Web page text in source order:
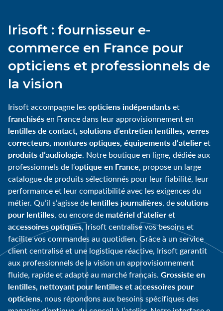
Irisoft : fournisseur e-
commerce en France pour
opticiens et professionnels de
la vision
Irisoft accompagne lesopticiens indépendantset
franchisésen France dans leur approvisionnement en
lentilles de contact, solutions d’entretien lentilles, verres
correcteurs, montures optiques, équipements d’atelieret
produits d’audiologie. Notre boutique en ligne, dédiée aux
professionnels de l’optique en France, propose un large
catalogue de produits sélectionnés pour leur fiabilité, leur
performance et leur compatibilité avec les exigences du
métier. Qu’il s’agisse de lentilles journalières, desolutions
pour lentilles, ou encore de matériel d’atelieret
accessoires optiques, Irisoft centralise vos besoins et
facilite vos commandes au quotidien. Grâce à un service
client centralisé et une logistique réactive, Irisoft garantit
aux professionnels de la vision un approvisionnement
fluide, rapide et adapté au marché français. Grossiste en
lentilles, nettoyant pour lentilles et accessoires pour
opticiens, nous répondons aux besoins spécifiques des